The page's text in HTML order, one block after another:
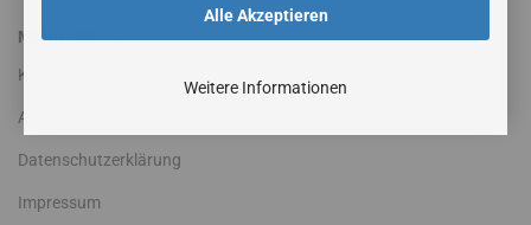
Alle Akzeptieren
Weitere Informationen
MEHR ÜBER...
Kontakt
AGB
Datenschutzerklärung
Impressum